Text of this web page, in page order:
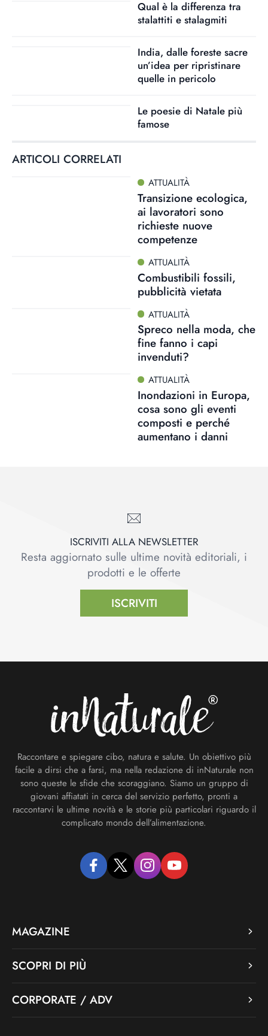
Qual è la differenza tra
stalattiti e stalagmiti
India, dalle foreste sacre
un’idea per ripristinare
quelle in pericolo
Le poesie di Natale più
famose
ARTICOLI CORRELATI
ATTUALITÀ
Transizione ecologica,
ai lavoratori sono
richieste nuove
competenze
ATTUALITÀ
Combustibili fossili,
pubblicità vietata
ATTUALITÀ
Spreco nella moda, che
fine fanno i capi
invenduti?
ATTUALITÀ
Inondazioni in Europa,
cosa sono gli eventi
composti e perché
aumentano i danni
ISCRIVITI ALLA NEWSLETTER
Resta aggiornato sulle ultime novità editoriali, i
prodotti e le offerte
ISCRIVITI
Raccontare e spiegare cibo, natura e salute. Un obiettivo più
facile a dirsi che a farsi, ma nella redazione di inNaturale non
sono queste le sfide che scoraggiano. Siamo un gruppo di
giovani affiatati in cerca del servizio perfetto, pronti a
raccontarvi le ultime novità e le storie più particolari riguardo il
complicato mondo dell’alimentazione.
facebooktwitter instagramyoutube
MAGAZINE
SCOPRI DI PIÙ
CORPORATE / ADV